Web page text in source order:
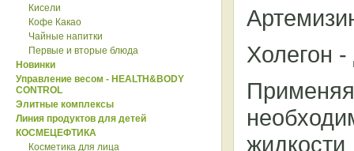
Кисели
Кофе Какао
Чайные напитки
Первые и вторые блюда
Новинки
Управление весом - HEALTH&BODY
CONTROL
Элитные комплексы
Линия продуктов для детей
КОСМЕЦЕФТИКА
Косметика для лица
Холегон -